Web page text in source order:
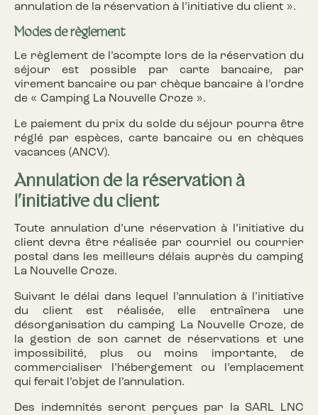
annulation de la réservation à l’initiative du client ».
Modes de règlement
Le règlement de l’acompte lors de la réservation du
séjour est possible par carte bancaire, par
virement bancaire ou par chèque bancaire à l’ordre
de « Camping La Nouvelle Croze ».
Le paiement du prix du solde du séjour pourra être
réglé par espèces, carte bancaire ou en chèques
vacances (ANCV).
Annulation de la réservation à
l’initiative du client
Toute annulation d’une réservation à l’initiative du
client devra être réalisée par courriel ou courrier
postal dans les meilleurs délais auprès du camping
La Nouvelle Croze.
Suivant le délai dans lequel l’annulation à l’initiative
du client est réalisée, elle entraînera une
désorganisation du camping La Nouvelle Croze, de
la gestion de son carnet de réservations et une
impossibilité, plus ou moins importante, de
commercialiser l’hébergement ou l’emplacement
qui ferait l’objet de l’annulation.
Des indemnités seront perçues par la SARL LNC